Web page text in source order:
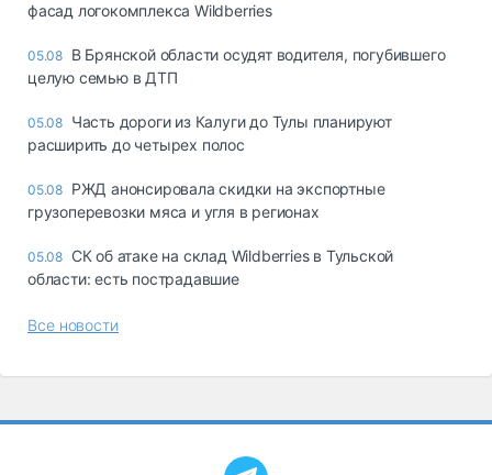
фасад логокомплекса Wildberries
05.08 В Брянской области осудят водителя, погубившего
целую семью в ДТП
05.08 Часть дороги из Калуги до Тулы планируют
расширить до четырех полос
05.08 РЖД анонсировала скидки на экспортные
грузоперевозки мяса и угля в регионах
05.08 СК об атаке на склад Wildberries в Тульской
области: есть пострадавшие
Все новости